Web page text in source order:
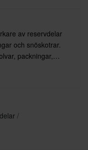
av reservdelar
och snöskotrar.
packningar,
mer – finns